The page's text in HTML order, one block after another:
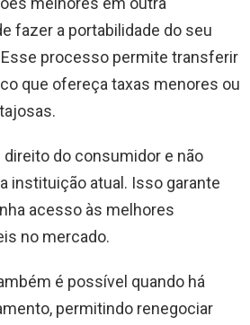
fazer a portabilidade do seu
processo permite transferir
que ofereça taxas menores ou
direito do consumidor e não
instituição atual. Isso garante
acesso às melhores
no mercado.
é possível quando há
permitindo renegociar